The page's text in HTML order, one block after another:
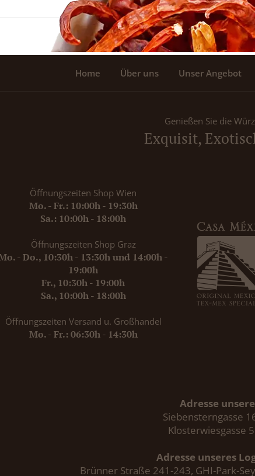
Home Über uns Unser Angebot
Genießen Sie die
Exquisit,
Öffnungszeiten Shop Wien
Mo. - Fr.: 10:00h - 19:30h
Sa.: 10:00h - 18:00h
Öffnungszeiten Shop Graz
- Do., 10:30h - 13:30h und 14:00h -
19:00h
Fr., 10:30h - 19:00h
Sa., 10:00h - 18:00h
Öffnungszeiten Versand u. Großhandel
Mo. - Fr.: 06:30h - 14:30h
Adresse
Siebensterngasse
Klosterwiesgasse
Adresse unseres
Brünner Straße 241-243, GHI-Park-